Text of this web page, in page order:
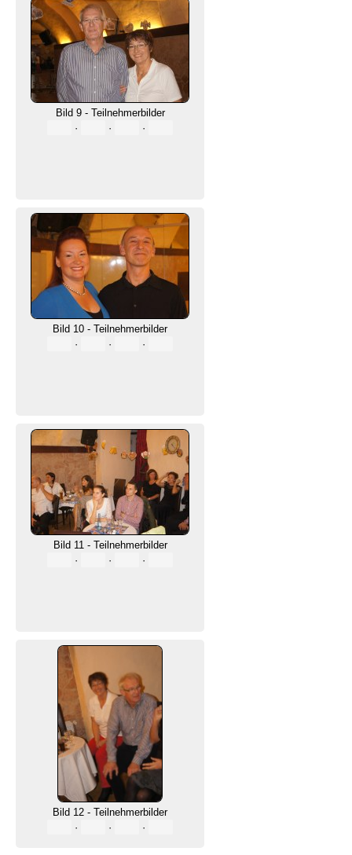
Bild 9 - Teilnehmerbilder
·
· ·
Bild 10 - Teilnehmerbilder
·
· ·
Bild 11 - Teilnehmerbilder
·
· ·
Bild 12 - Teilnehmerbilder
·
· ·